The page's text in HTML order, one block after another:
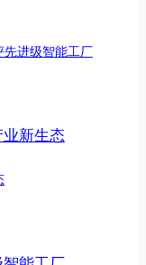
先进级智能工厂